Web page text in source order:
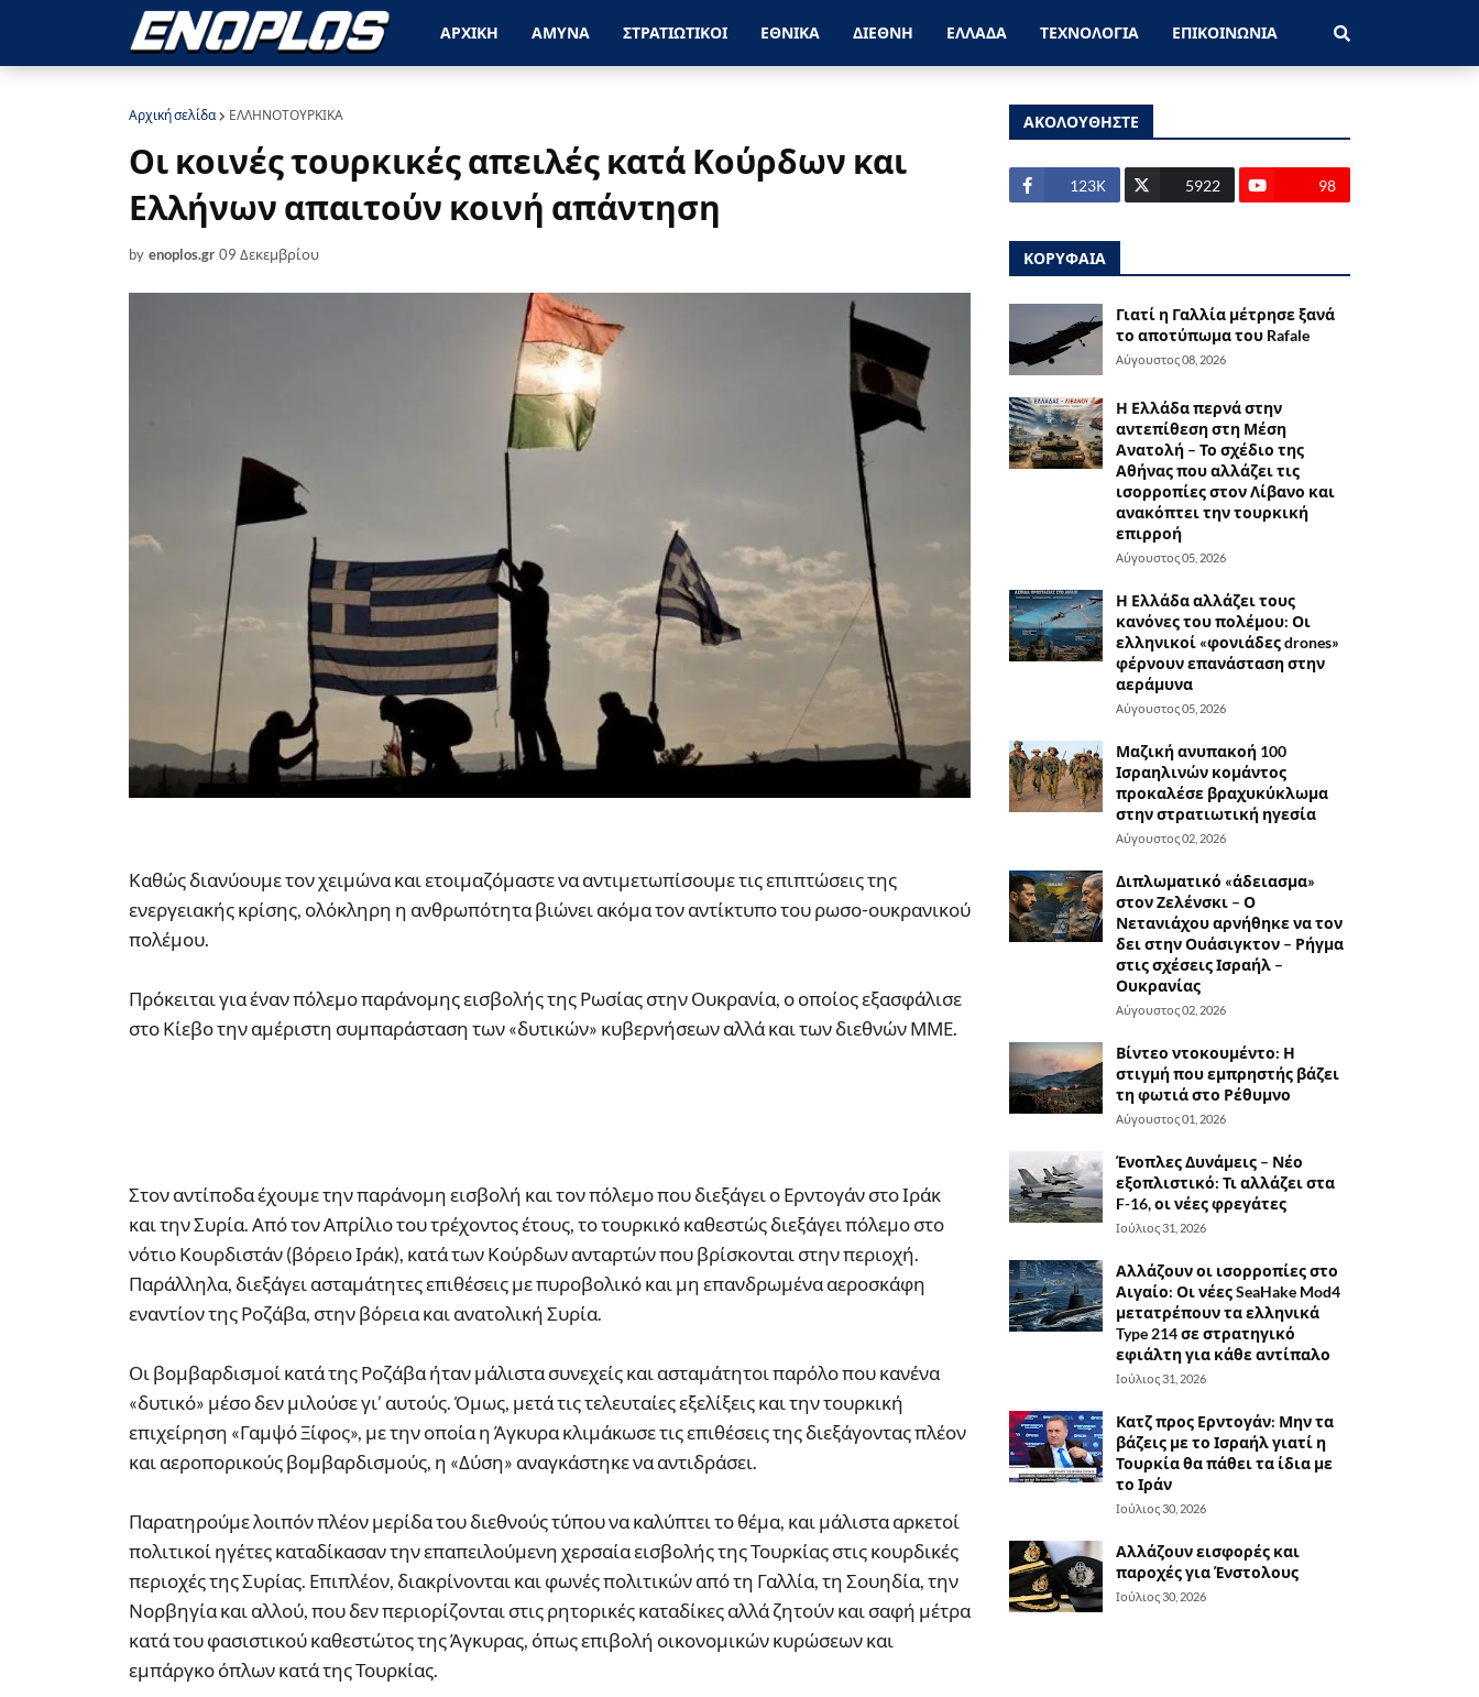
ΑΡΧΙΚΗ ΑΜΥΝΑ ΣΤΡΑΤΙΩΤΙΚΟΙ ΕΘΝΙΚΑ ΔΙΕΘΝΗ ΕΛΛΑΔΑ ΤΕΧΝΟΛΟΓΙΑ ΕΠΙΚΟΙΝΩΝΙΑ
Αρχική σελίδα ΕΛΛΗΝΟΤΟΥΡΚΙΚΑ
Οι κοινές τουρκικές απειλές κατά Κούρδων και
Ελλήνων απαιτούν κοινή απάντηση
by enoplos.gr 09 Δεκεμβρίου
Καθώς διανύουμε τον χειμώνα και ετοιμαζόμαστε να αντιμετωπίσουμε τις επιπτώσεις της
ενεργειακής κρίσης, ολόκληρη η ανθρωπότητα βιώνει ακόμα τον αντίκτυπο του ρωσο-ουκρανικού
πολέμου.
Πρόκειται για έναν πόλεμο παράνομης εισβολής της Ρωσίας στην Ουκρανία, ο οποίος εξασφάλισε
στο Κίεβο την αμέριστη συμπαράσταση των «δυτικών» κυβερνήσεων αλλά και των διεθνών ΜΜΕ.
Στον αντίποδα έχουμε την παράνομη εισβολή και τον πόλεμο που διεξάγει ο Ερντογάν στο Ιράκ
και την Συρία. Από τον Απρίλιο του τρέχοντος έτους, το τουρκικό καθεστώς διεξάγει πόλεμο στο
νότιο Κουρδιστάν (βόρειο Ιράκ), κατά των Κούρδων ανταρτών που βρίσκονται στην περιοχή.
Παράλληλα, διεξάγει ασταμάτητες επιθέσεις με πυροβολικό και μη επανδρωμένα αεροσκάφη
εναντίον της Ροζάβα, στην βόρεια και ανατολική Συρία.
Οι βομβαρδισμοί κατά της Ροζάβα ήταν μάλιστα συνεχείς και ασταμάτητοι παρόλο που κανένα
«δυτικό» μέσο δεν μιλούσε γι’ αυτούς. Όμως, μετά τις τελευταίες εξελίξεις και την τουρκική
επιχείρηση «Γαμψό Ξίφος», με την οποία η Άγκυρα κλιμάκωσε τις επιθέσεις της διεξάγοντας πλέον
και αεροπορικούς βομβαρδισμούς, η «Δύση» αναγκάστηκε να αντιδράσει.
Παρατηρούμε λοιπόν πλέον μερίδα του διεθνούς τύπου να καλύπτει το θέμα, και μάλιστα αρκετοί
πολιτικοί ηγέτες καταδίκασαν την επαπειλούμενη χερσαία εισβολής της Τουρκίας στις κουρδικές
περιοχές της Συρίας. Επιπλέον, διακρίνονται και φωνές πολιτικών από τη Γαλλία, τη Σουηδία, την
Νορβηγία και αλλού, που δεν περιορίζονται στις ρητορικές καταδίκες αλλά ζητούν και σαφή μέτρα
κατά του φασιστικού καθεστώτος της Άγκυρας, όπως επιβολή οικονομικών κυρώσεων και
εμπάργκο όπλων κατά της Τουρκίας.
ΑΚΟΛΟΥΘΗΣΤΕ
123Κ 5922 98
ΚΟΡΥΦΑΙΑ
Γιατί η Γαλλία μέτρησε ξανά
το αποτύπωμα του Rafale
Αύγουστος 08, 2026
Η Ελλάδα περνά στην
αντεπίθεση στη Μέση
Ανατολή – Το σχέδιο της
Αθήνας που αλλάζει τις
ισορροπίες στον Λίβανο και
ανακόπτει την τουρκική
επιρροή
Αύγουστος 05, 2026
Η Ελλάδα αλλάζει τους
κανόνες του πολέμου: Οι
ελληνικοί «φονιάδες drones»
φέρνουν επανάσταση στην
αεράμυνα
Αύγουστος 05, 2026
Μαζική ανυπακοή 100
Ισραηλινών κομάντος
προκαλέσε βραχυκύκλωμα
στην στρατιωτική ηγεσία
Αύγουστος 02, 2026
Διπλωματικό «άδειασμα»
στον Ζελένσκι – Ο
Νετανιάχου αρνήθηκε να τον
δει στην Ουάσιγκτον – Ρήγμα
στις σχέσεις Ισραήλ –
Ουκρανίας
Αύγουστος 02, 2026
Βίντεο ντοκουμέντο: Η
στιγμή που εμπρηστής βάζει
τη φωτιά στο Ρέθυμνο
Αύγουστος 01, 2026
Ένοπλες Δυνάμεις – Νέο
εξοπλιστικό: Τι αλλάζει στα
F-16, οι νέες φρεγάτες
Ιούλιος 31, 2026
Αλλάζουν οι ισορροπίες στο
Αιγαίο: Οι νέες SeaHake Mod4
μετατρέπουν τα ελληνικά
Type 214 σε στρατηγικό
εφιάλτη για κάθε αντίπαλο
Ιούλιος 31, 2026
Κατζ προς Ερντογάν: Μην τα
βάζεις με το Ισραήλ γιατί η
Τουρκία θα πάθει τα ίδια με
το Ιράν
Ιούλιος 30, 2026
Αλλάζουν εισφορές και
παροχές για Ένστολους
Ιούλιος 30, 2026